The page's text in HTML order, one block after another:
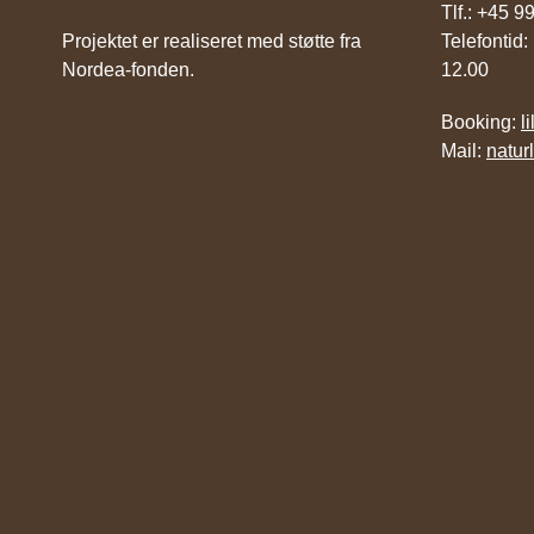
Projektet er realiseret med støtte fra
Nordea-fonden.
Tlf.: +45
Telefontid:
12.00
Booking:
Mail: